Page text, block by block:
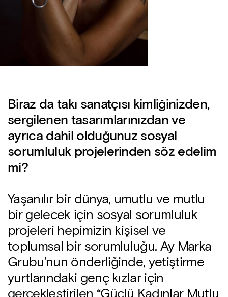
Biraz da takı sanatçısı kimliğinizden,
sergilenen tasarımlarınızdan ve
ayrıca dahil olduğunuz sosyal
sorumluluk projelerinden söz edelim
mi?
Yaşanılır bir dünya, umutlu ve mutlu
bir gelecek için sosyal sorumluluk
projeleri hepimizin kişisel ve
toplumsal bir sorumluluğu. Ay Marka
Grubu’nun önderliğinde, yetiştirme
yurtlarındaki genç kızlar için